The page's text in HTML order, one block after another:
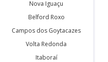
Nova Iguaçu
Belford Roxo
Campos dos Goytacazes
Volta Redonda
Itaboraí